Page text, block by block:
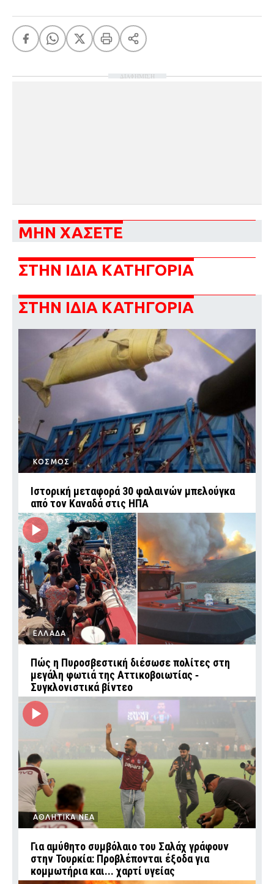
ΔΙΑΦΗΜΙΣΗ
ΜΗΝ ΧΑΣΕΤΕ
ΣΤΗΝ ΙΔΙΑ ΚΑΤΗΓΟΡΙΑ
ΣΤΗΝ ΙΔΙΑ ΚΑΤΗΓΟΡΙΑ
ΚΟΣΜΟΣ
Ιστορική μεταφορά 30 φαλαινών μπελούγκα
από τον Καναδά στις ΗΠΑ
ΕΛΛΑΔΑ
Πώς η Πυροσβεστική διέσωσε πολίτες στη
μεγάλη φωτιά της Αττικοβοιωτίας ‑
Συγκλονιστικά βίντεο
ΑΘΛΗΤΙΚΑ ΝΕΑ
Για αμύθητο συμβόλαιο του Σαλάχ γράφουν
στην Τουρκία: Προβλέπονται έξοδα για
κομμωτήρια και... χαρτί υγείας